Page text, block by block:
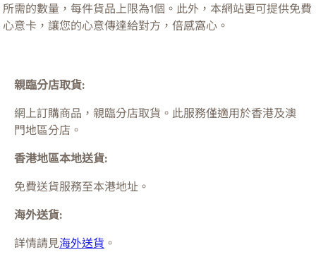
所需的數量，每件貨品上限為1個。此外，本網站更可提供免費
心意卡，讓您的心意傳達給對方，倍感窩心。
親臨分店取貨:
網上訂購商品，親臨分店取貨。此服務僅適用於香港及澳
門地區分店。
香港地區本地送貨:
免費送貨服務至本港地址。
海外送貨:
詳情請見海外送貨 。